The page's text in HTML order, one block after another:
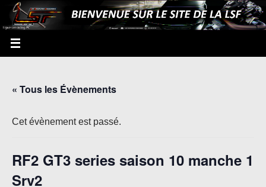
« Tous les Évènements
Cet évènement est passé.
RF2 GT3 series saison 10 manche 1
Srv2